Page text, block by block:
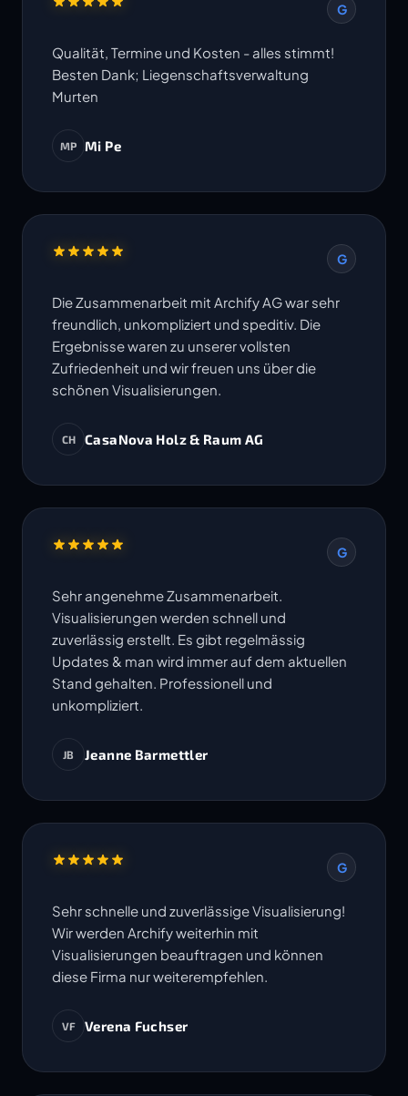
G
Qualität, Termine und Kosten - alles stimmt!
Besten Dank; Liegenschaftsverwaltung
Murten
MP Mi Pe
G
Die Zusammenarbeit mit Archify AG war sehr
freundlich, unkompliziert und speditiv. Die
Ergebnisse waren zu unserer vollsten
Zufriedenheit und wir freuen uns über die
schönen Visualisierungen.
CH CasaNova Holz & Raum AG
G
Sehr angenehme Zusammenarbeit.
Visualisierungen werden schnell und
zuverlässig erstellt. Es gibt regelmässig
Updates & man wird immer auf dem aktuellen
Stand gehalten. Professionell und
unkompliziert.
JB Jeanne Barmettler
G
Sehr schnelle und zuverlässige Visualisierung!
Wir werden Archify weiterhin mit
Visualisierungen beauftragen und können
diese Firma nur weiterempfehlen.
VF Verena Fuchser